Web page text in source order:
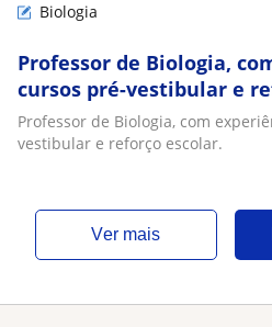
Biologia
Professor de Biologia,
cursos pré-vestibular e
Professor de Biologia, com
vestibular e reforço escolar.
ver mais